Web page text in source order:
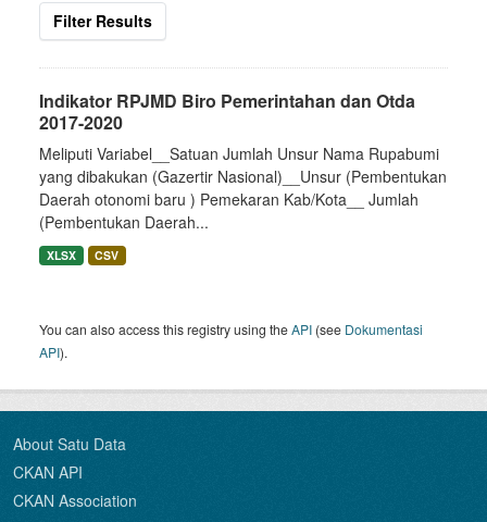
Filter Results
Indikator RPJMD Biro Pemerintahan dan Otda
2017-2020
Meliputi Variabel__Satuan Jumlah Unsur Nama Rupabumi
yang dibakukan (Gazertir Nasional)__Unsur (Pembentukan
Daerah otonomi baru ) Pemekaran Kab/Kota__ Jumlah
(Pembentukan Daerah...
XLSX CSV
You can also access this registry using theAPI (see Dokumentasi
API).
About Satu Data
CKAN API
CKAN Association